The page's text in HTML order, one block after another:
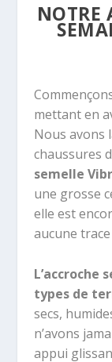
NOTRE
mettant en
Nous avons
chaussures
semelle
une grosse
elle est
aucune
L’accroche
types de
secs,
n’avons
appui